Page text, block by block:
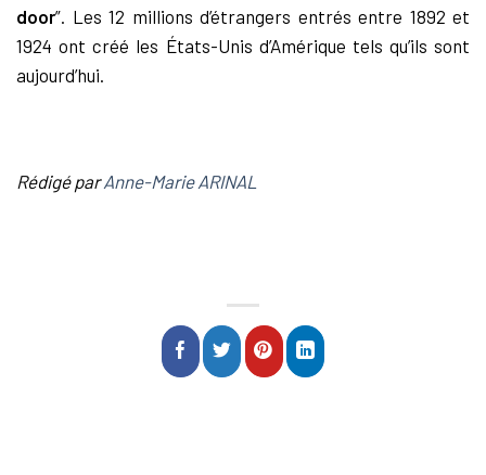
door”. Les 12 millions d’étrangers entrés entre 1892 et
1924 ont créé les États-Unis d’Amérique tels qu’ils sont
aujourd’hui.
Rédigé parAnne-Marie ARINAL